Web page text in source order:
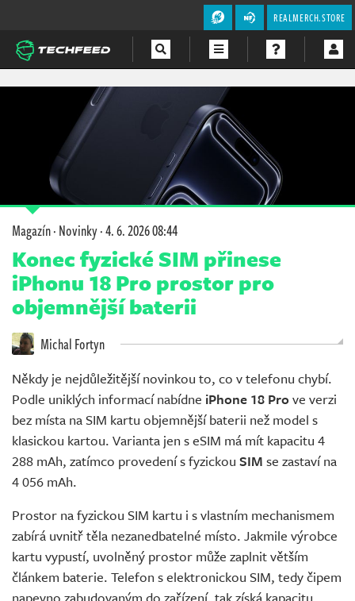
REALMERCH.STORE
Magazín·Novinky·4. 6. 2026 08:44
Konec fyzické SIM přinese
iPhonu 18 Pro prostor pro
objemnější baterii
Michal Fortyn
Někdy je nejdůležitější novinkou to, co v telefonu chybí.
Podle uniklých informací nabídne iPhone 18 Pro ve verzi
bez místa na SIM kartu objemnější baterii než model s
klasickou kartou. Varianta jen s eSIM má mít kapacitu 4
288 mAh, zatímco provedení s fyzickou SIM se zastaví na
4 056 mAh.
Prostor na fyzickou SIM kartu i s vlastním mechanismem
zabírá uvnitř těla nezanedbatelné místo. Jakmile výrobce
kartu vypustí, uvolněný prostor může zaplnit větším
článkem baterie. Telefon s elektronickou SIM, tedy čipem